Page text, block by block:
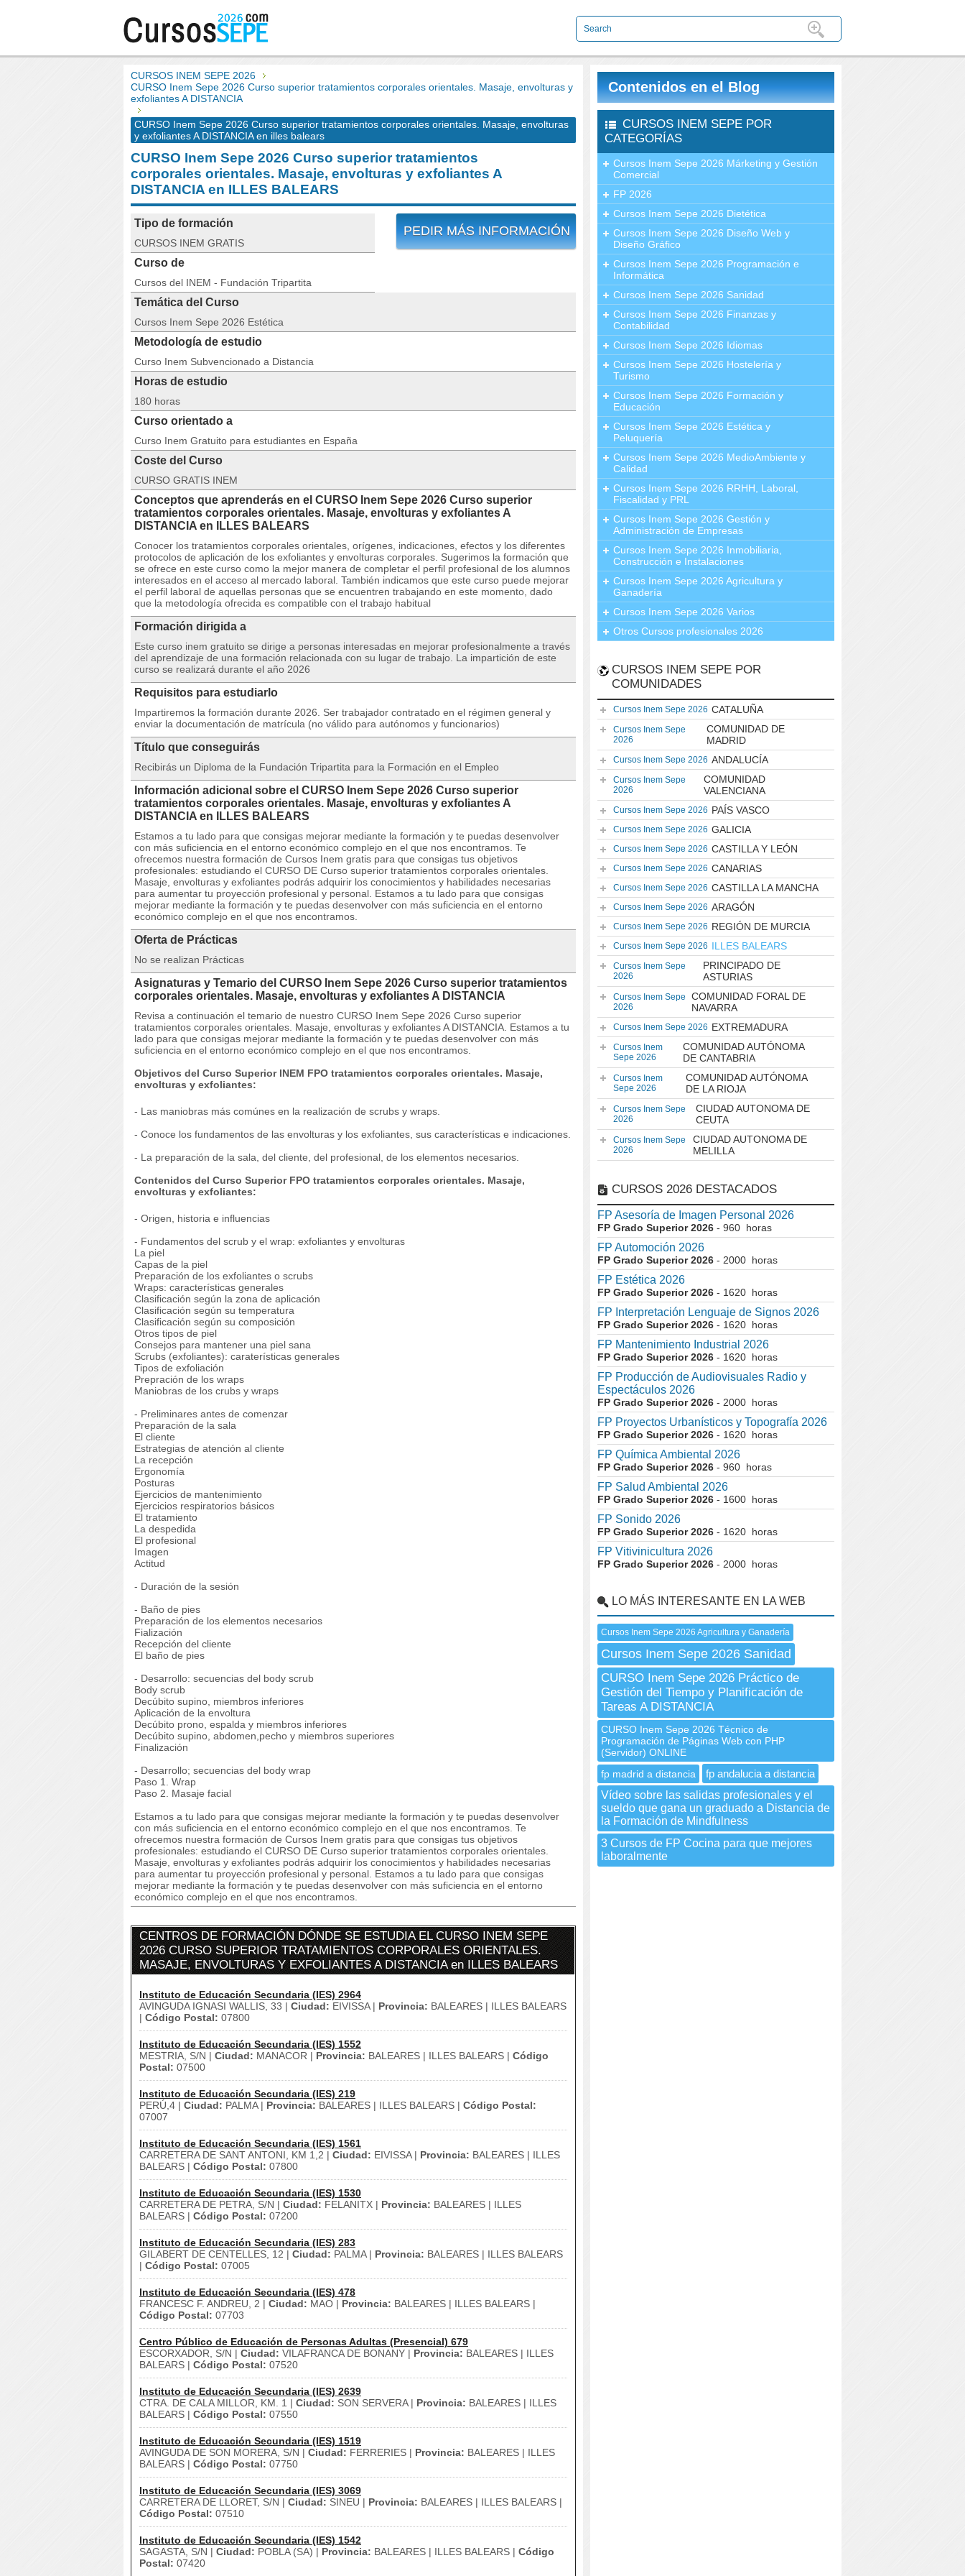
CURSOS INEM SEPE 2026
CURSO Inem Sepe 2026 Curso superior tratamientos corporales orientales. Masaje, envolturas y
exfoliantes A DISTANCIA
CURSO Inem Sepe 2026 Curso superior tratamientos corporales orientales. Masaje, envolturas
y exfoliantes A DISTANCIA en illes balears
CURSO Inem Sepe 2026 Curso superior tratamientos
corporales orientales. Masaje, envolturas y exfoliantes A
DISTANCIA en ILLES BALEARS
PEDIR MÁS INFORMACIÓN
Tipo de formación
CURSOS INEM GRATIS
Curso de
Cursos del INEM - Fundación Tripartita
Temática del Curso
Cursos Inem Sepe 2026 Estética
Metodología de estudio
Curso Inem Subvencionado a Distancia
Horas de estudio
180 horas
Curso orientado a
Curso Inem Gratuito para estudiantes en España
Coste del Curso
CURSO GRATIS INEM
Conceptos que aprenderás en el CURSO Inem Sepe 2026 Curso superior
tratamientos corporales orientales. Masaje, envolturas y exfoliantes A
DISTANCIA en ILLES BALEARS
Conocer los tratamientos corporales orientales, orígenes, indicaciones, efectos y los diferentes
protocolos de aplicación de los exfoliantes y envolturas corporales. Sugerimos la formación que
se ofrece en este curso como la mejor manera de completar el perfil profesional de los alumnos
interesados en el acceso al mercado laboral. También indicamos que este curso puede mejorar
el perfil laboral de aquellas personas que se encuentren trabajando en este momento, dado
que la metodología ofrecida es compatible con el trabajo habitual
Formación dirigida a
Este curso inem gratuito se dirige a personas interesadas en mejorar profesionalmente a través
del aprendizaje de una formación relacionada con su lugar de trabajo. La impartición de este
curso se realizará durante el año 2026
Requisitos para estudiarlo
Impartiremos la formación durante 2026. Ser trabajador contratado en el régimen general y
enviar la documentación de matrícula (no válido para autónomos y funcionarios)
Título que conseguirás
Recibirás un Diploma de la Fundación Tripartita para la Formación en el Empleo
Información adicional sobre el CURSO Inem Sepe 2026 Curso superior
tratamientos corporales orientales. Masaje, envolturas y exfoliantes A
DISTANCIA en ILLES BALEARS
Estamos a tu lado para que consigas mejorar mediante la formación y te puedas desenvolver
con más suficiencia en el entorno económico complejo en el que nos encontramos. Te
ofrecemos nuestra formación de Cursos Inem gratis para que consigas tus objetivos
profesionales: estudiando el CURSO DE Curso superior tratamientos corporales orientales.
Masaje, envolturas y exfoliantes podrás adquirir los conocimientos y habilidades necesarias
para aumentar tu proyección profesional y personal. Estamos a tu lado para que consigas
mejorar mediante la formación y te puedas desenvolver con más suficiencia en el entorno
económico complejo en el que nos encontramos.
Oferta de Prácticas
No se realizan Prácticas
Asignaturas y Temario del CURSO Inem Sepe 2026 Curso superior tratamientos
corporales orientales. Masaje, envolturas y exfoliantes A DISTANCIA
Revisa a continuación el temario de nuestro CURSO Inem Sepe 2026 Curso superior
tratamientos corporales orientales. Masaje, envolturas y exfoliantes A DISTANCIA. Estamos a tu
lado para que consigas mejorar mediante la formación y te puedas desenvolver con más
suficiencia en el entorno económico complejo en el que nos encontramos.
Objetivos del Curso Superior INEM FPO tratamientos corporales orientales. Masaje,
envolturas y exfoliantes:
- Las maniobras más comúnes en la realización de scrubs y wraps.
- Conoce los fundamentos de las envolturas y los exfoliantes, sus características e indicaciones.
- La preparación de la sala, del cliente, del profesional, de los elementos necesarios.
Contenidos del Curso Superior FPO tratamientos corporales orientales. Masaje,
envolturas y exfoliantes:
- Origen, historia e influencias
- Fundamentos del scrub y el wrap: exfoliantes y envolturas
La piel
Capas de la piel
Preparación de los exfoliantes o scrubs
Wraps: características generales
Clasificación según la zona de aplicación
Clasificación según su temperatura
Clasificación según su composición
Otros tipos de piel
Consejos para mantener una piel sana
Scrubs (exfoliantes): caraterísticas generales
Tipos de exfoliación
Prepración de los wraps
Maniobras de los crubs y wraps
- Preliminares antes de comenzar
Preparación de la sala
El cliente
Estrategias de atención al cliente
La recepción
Ergonomía
Posturas
Ejercicios de mantenimiento
Ejercicios respiratorios básicos
El tratamiento
La despedida
El profesional
Imagen
Actitud
- Duración de la sesión
- Baño de pies
Preparación de los elementos necesarios
Fialización
Recepción del cliente
El baño de pies
- Desarrollo: secuencias del body scrub
Body scrub
Decúbito supino, miembros inferiores
Aplicación de la envoltura
Decúbito prono, espalda y miembros inferiores
Decúbito supino, abdomen,pecho y miembros superiores
Finalización
- Desarrollo; secuencias del body wrap
Paso 1. Wrap
Paso 2. Masaje facial
Estamos a tu lado para que consigas mejorar mediante la formación y te puedas desenvolver
con más suficiencia en el entorno económico complejo en el que nos encontramos. Te
ofrecemos nuestra formación de Cursos Inem gratis para que consigas tus objetivos
profesionales: estudiando el CURSO DE Curso superior tratamientos corporales orientales.
Masaje, envolturas y exfoliantes podrás adquirir los conocimientos y habilidades necesarias
para aumentar tu proyección profesional y personal. Estamos a tu lado para que consigas
mejorar mediante la formación y te puedas desenvolver con más suficiencia en el entorno
económico complejo en el que nos encontramos.
CENTROS DE FORMACIÓN DÓNDE SE ESTUDIA EL CURSO INEM SEPE
2026 CURSO SUPERIOR TRATAMIENTOS CORPORALES ORIENTALES.
MASAJE, ENVOLTURAS Y EXFOLIANTES A DISTANCIA en ILLES BALEARS
Instituto de Educación Secundaria (IES) 2964
AVINGUDA IGNASI WALLIS, 33 | Ciudad: EIVISSA | Provincia: BALEARES | ILLES BALEARS
| Código Postal: 07800
Instituto de Educación Secundaria (IES) 1552
MESTRIA, S/N | Ciudad: MANACOR | Provincia: BALEARES | ILLES BALEARS | Código
Postal: 07500
Instituto de Educación Secundaria (IES) 219
PERÚ,4 | Ciudad: PALMA | Provincia: BALEARES | ILLES BALEARS | Código Postal:
07007
Instituto de Educación Secundaria (IES) 1561
CARRETERA DE SANT ANTONI, KM 1,2 | Ciudad: EIVISSA | Provincia: BALEARES | ILLES
BALEARS | Código Postal: 07800
Instituto de Educación Secundaria (IES) 1530
CARRETERA DE PETRA, S/N | Ciudad: FELANITX | Provincia: BALEARES | ILLES
BALEARS | Código Postal: 07200
Instituto de Educación Secundaria (IES) 283
GILABERT DE CENTELLES, 12 | Ciudad: PALMA | Provincia: BALEARES | ILLES BALEARS
| Código Postal: 07005
Instituto de Educación Secundaria (IES) 478
FRANCESC F. ANDREU, 2 | Ciudad: MAO | Provincia: BALEARES | ILLES BALEARS |
Código Postal: 07703
Centro Público de Educación de Personas Adultas (Presencial) 679
ESCORXADOR, S/N | Ciudad: VILAFRANCA DE BONANY | Provincia: BALEARES | ILLES
BALEARS | Código Postal: 07520
Instituto de Educación Secundaria (IES) 2639
CTRA. DE CALA MILLOR, KM. 1 | Ciudad: SON SERVERA | Provincia: BALEARES | ILLES
BALEARS | Código Postal: 07550
Instituto de Educación Secundaria (IES) 1519
AVINGUDA DE SON MORERA, S/N | Ciudad: FERRERIES | Provincia: BALEARES | ILLES
BALEARS | Código Postal: 07750
Instituto de Educación Secundaria (IES) 3069
CARRETERA DE LLORET, S/N | Ciudad: SINEU | Provincia: BALEARES | ILLES BALEARS |
Código Postal: 07510
Instituto de Educación Secundaria (IES) 1542
SAGASTA, S/N | Ciudad: POBLA (SA) | Provincia: BALEARES | ILLES BALEARS | Código
Postal: 07420
Contenidos en el Blog
CURSOS INEM SEPE POR
CATEGORÍAS
Cursos Inem Sepe 2026 Márketing y Gestión
Comercial
FP 2026
Cursos Inem Sepe 2026 Dietética
Cursos Inem Sepe 2026 Diseño Web y
Diseño Gráfico
Cursos Inem Sepe 2026 Programación e
Informática
Cursos Inem Sepe 2026 Sanidad
Cursos Inem Sepe 2026 Finanzas y
Contabilidad
Cursos Inem Sepe 2026 Idiomas
Cursos Inem Sepe 2026 Hostelería y
Turismo
Cursos Inem Sepe 2026 Formación y
Educación
Cursos Inem Sepe 2026 Estética y
Peluquería
Cursos Inem Sepe 2026 MedioAmbiente y
Calidad
Cursos Inem Sepe 2026 RRHH, Laboral,
Fiscalidad y PRL
Cursos Inem Sepe 2026 Gestión y
Administración de Empresas
Cursos Inem Sepe 2026 Inmobiliaria,
Construcción e Instalaciones
Cursos Inem Sepe 2026 Agricultura y
Ganadería
Cursos Inem Sepe 2026 Varios
Otros Cursos profesionales 2026
CURSOS INEM SEPE POR
COMUNIDADES
Cursos Inem Sepe 2026 CATALUÑA
Cursos Inem Sepe
2026
COMUNIDAD DE
MADRID
Cursos Inem Sepe 2026 ANDALUCÍA
Cursos Inem Sepe
2026
COMUNIDAD
VALENCIANA
Cursos Inem Sepe 2026 PAÍS VASCO
Cursos Inem Sepe 2026 GALICIA
Cursos Inem Sepe 2026 CASTILLA Y LEÓN
Cursos Inem Sepe 2026 CANARIAS
Cursos Inem Sepe 2026 CASTILLA LA MANCHA
Cursos Inem Sepe 2026 ARAGÓN
Cursos Inem Sepe 2026 REGIÓN DE MURCIA
Cursos Inem Sepe 2026 ILLES BALEARS
Cursos Inem Sepe
2026
PRINCIPADO DE
ASTURIAS
Cursos Inem Sepe
2026
COMUNIDAD FORAL DE
NAVARRA
Cursos Inem Sepe 2026 EXTREMADURA
Cursos Inem
Sepe 2026
COMUNIDAD AUTÓNOMA
DE CANTABRIA
Cursos Inem
Sepe 2026
COMUNIDAD AUTÓNOMA
DE LA RIOJA
Cursos Inem Sepe
2026
CIUDAD AUTONOMA DE
CEUTA
Cursos Inem Sepe
2026
CIUDAD AUTONOMA DE
MELILLA
CURSOS 2026 DESTACADOS
FP Asesoría de Imagen Personal 2026
FP Grado Superior 2026 - 960 horas
FP Automoción 2026
FP Grado Superior 2026 - 2000 horas
FP Estética 2026
FP Grado Superior 2026 - 1620 horas
FP Interpretación Lenguaje de Signos 2026
FP Grado Superior 2026 - 1620 horas
FP Mantenimiento Industrial 2026
FP Grado Superior 2026 - 1620 horas
FP Producción de Audiovisuales Radio y
Espectáculos 2026
FP Grado Superior 2026 - 2000 horas
FP Proyectos Urbanísticos y Topografía 2026
FP Grado Superior 2026 - 1620 horas
FP Química Ambiental 2026
FP Grado Superior 2026 - 960 horas
FP Salud Ambiental 2026
FP Grado Superior 2026 - 1600 horas
FP Sonido 2026
FP Grado Superior 2026 - 1620 horas
FP Vitivinicultura 2026
FP Grado Superior 2026 - 2000 horas
LO MÁS INTERESANTE EN LA WEB
Cursos Inem Sepe 2026 Agricultura y Ganadería
Cursos Inem Sepe 2026 Sanidad
CURSO Inem Sepe 2026 Práctico de
Gestión del Tiempo y Planificación de
Tareas A DISTANCIA
CURSO Inem Sepe 2026 Técnico de
Programación de Páginas Web con PHP
(Servidor) ONLINE
fp madrid a distancia
fp andalucia a distancia
Vídeo sobre las salidas profesionales y el
sueldo que gana un graduado a Distancia de
la Formación de Mindfulness
3 Cursos de FP Cocina para que mejores
laboralmente